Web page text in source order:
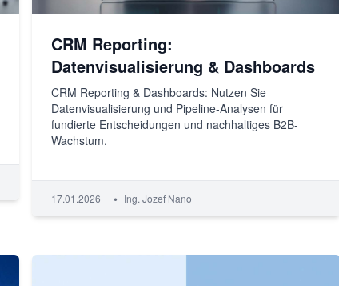
CRM Reporting:
Datenvisualisierung & Dashboards
CRM Reporting & Dashboards: Nutzen Sie
Datenvisualisierung und Pipeline-Analysen für
fundierte Entscheidungen und nachhaltiges B2B-
Wachstum.
17.01.2026 • Ing. Jozef Nano